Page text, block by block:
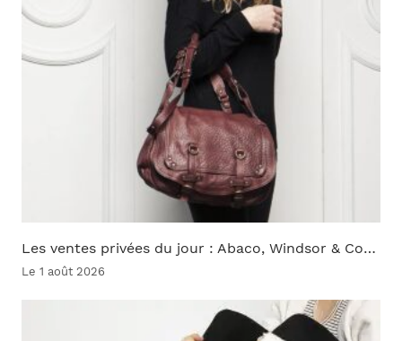
Les ventes privées du jour : Abaco, Windsor & Co…
Le 1 août 2026